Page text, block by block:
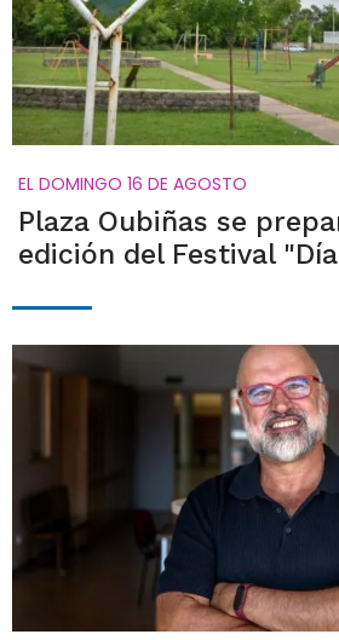
EL DOMINGO 16 DE AGOSTO
Plaza Oubiñas se
edición del Festival